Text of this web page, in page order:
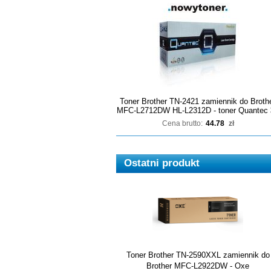
Toner Brother TN-2421 zamiennik do
MFC-L2712DW HL-L2312D - toner Quantec
Cena brutto: 44.78 zł
Ostatni produkt
Toner Brother TN-2590XXL zamiennik do
Brother MFC-L2922DW - Oxe